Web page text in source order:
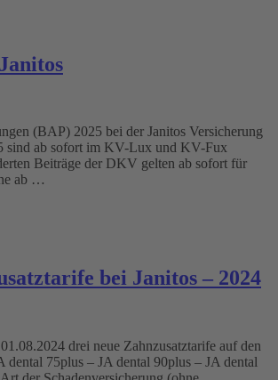
(BAP) 2025 bei der Janitos Versicherung
sind ab sofort im KV-Lux und KV-Fux
Beiträge der DKV gelten ab sofort für
ab …
bei Janitos – 2024
drei neue Zahnzusatztarife auf den
dental 75plus – JA dental 90plus – JA dental